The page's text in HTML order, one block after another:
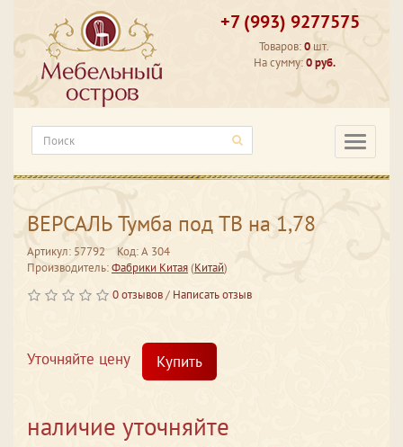
+7 (993) 9277575
Товаров:0 шт.
На сумму:0 руб.
ВЕРСАЛЬ Тумба под ТВ на 1,78
Артикул: 57792
Код: А 304
Производитель:Фабрики Китая(Китай)
0 отзывов/ Написать отзыв
Уточняйте цену Купить
наличие уточняйте